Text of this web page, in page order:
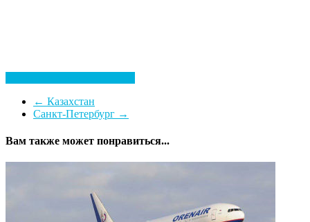
← Казахстан
Санкт-Петербург →
Вам также может понравиться...